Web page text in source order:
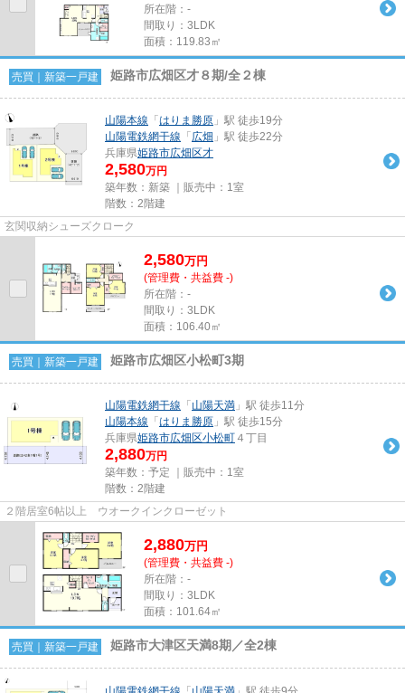
所在階：-
間取り：3LDK
面積：119.83㎡
売買｜新築一戸建 姫路市広畑区才８期/全２棟
山陽本線 「 はりま勝原 」駅 徒歩19分
山陽電鉄網干線 「 広畑 」駅 徒歩22分
兵庫県姫路市広畑区才
2,580万円
築年数：新築 ｜販売中： 1室
階数：2階建
玄関収納シューズクローク
2,580万円
(管理費・共益費 -)
所在階：-
間取り：3LDK
面積：106.40㎡
売買｜新築一戸建 姫路市広畑区小松町3期
山陽電鉄網干線 「 山陽天満 」駅 徒歩11分
山陽本線 「 はりま勝原 」駅 徒歩15分
兵庫県姫路市広畑区小松町 ４丁目
2,880万円
築年数：予定 ｜販売中： 1室
階数：2階建
２階居室6帖以上 ウオークインクローゼット
2,880万円
(管理費・共益費 -)
所在階：-
間取り：3LDK
面積：101.64㎡
売買｜新築一戸建 姫路市大津区天満8期／全2棟